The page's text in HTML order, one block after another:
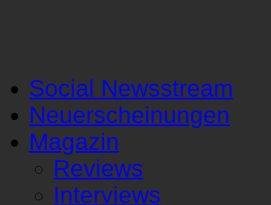
Social Newsstream
Neuerscheinungen
Magazin
Reviews
Interviews